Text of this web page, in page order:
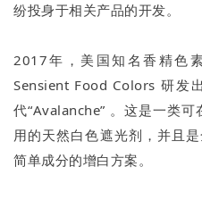
纷投身于相关产品的开发。
2017年，美国知名香精色
Sensient Food Colors 研发
代“Avalanche” 。这是一类
用的天然白色遮光剂，并且
简单成分的增白方案。